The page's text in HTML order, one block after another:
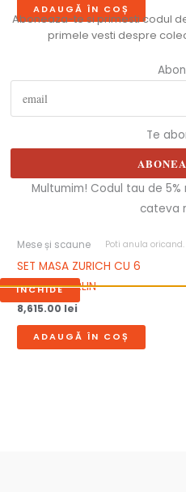
ADAUGĂ ÎN COȘ
Mese și scaune
SET MASA ZURICH CU 6
SCAUNE BERLIN
8,615.00 lei
ADAUGĂ ÎN COȘ
Aboneaza-te si primesti codul
primele vesti despre
Te
Multumim! Codul tau de
cateva
Poti anula oricand.
INCHIDE